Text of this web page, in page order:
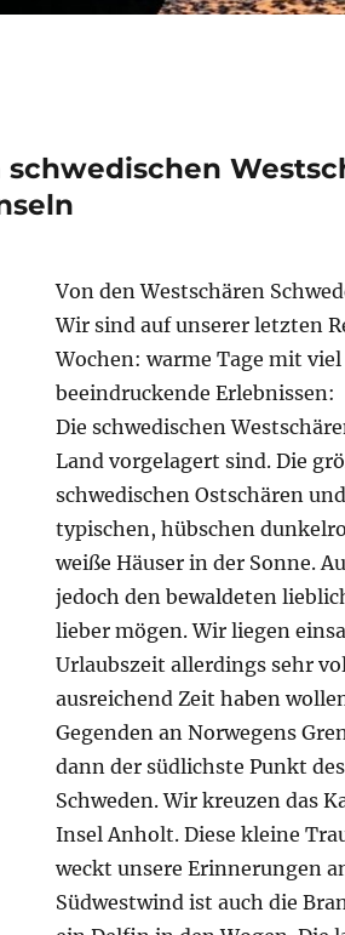
schwedischen
Von den Westschären
Wir sind auf unserer letzten
Wochen: warme Tage mit
beeindruckende Erlebnissen:
Die schwedischen
Land vorgelagert sind. Die
schwedischen Ostschären
typischen, hübschen
weiße Häuser in der Sonne.
jedoch den bewaldeten
lieber mögen. Wir liegen
Urlaubszeit allerdings sehr
ausreichend Zeit haben
Gegenden an Norwegens
dann der südlichste Punkt
Schweden. Wir kreuzen das
Insel Anholt. Diese kleine
weckt unsere Erinnerungen
Südwestwind ist auch die